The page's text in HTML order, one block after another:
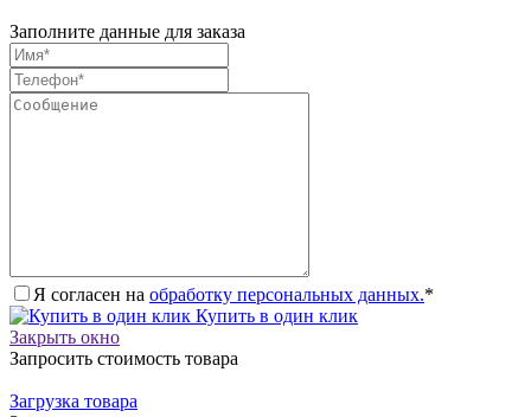
Заполните данные для заказа
Я согласен на обработку персональных данных.*
Купить в один клик
Закрыть окно
Запросить стоимость товара
Загрузка товара